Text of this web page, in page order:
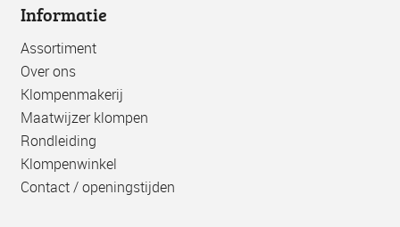
Informatie
Assortiment
Over ons
Klompenmakerij
Maatwijzer klompen
Rondleiding
Klompenwinkel
Contact / openingstijden